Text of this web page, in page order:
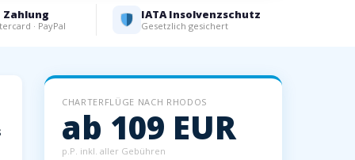
Zahlung
· PayPal
IATA Insolvenzschutz
Gesetzlich gesichert
CHARTERFLÜGE NACH RHODOS
ab 109 EUR
p.P. inkl. aller Gebühren